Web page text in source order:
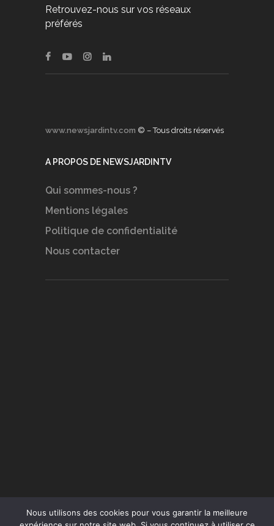
Retrouvez-nous sur vos réseaux
préférés
www.newsjardintv.com © – Tous droits réservés
A PROPOS DE NEWSJARDINTV
Qui sommes-nous ?
Mentions légales
Politique de confidentialité
Nous contacter
Nous utilisons des cookies pour vous garantir la meilleure